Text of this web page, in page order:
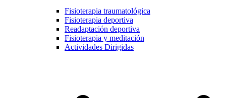
Fisioterapia traumatológica
Fisioterapia deportiva
Readaptación deportiva
Fisioterapia y meditación
Actividades Dirigidas